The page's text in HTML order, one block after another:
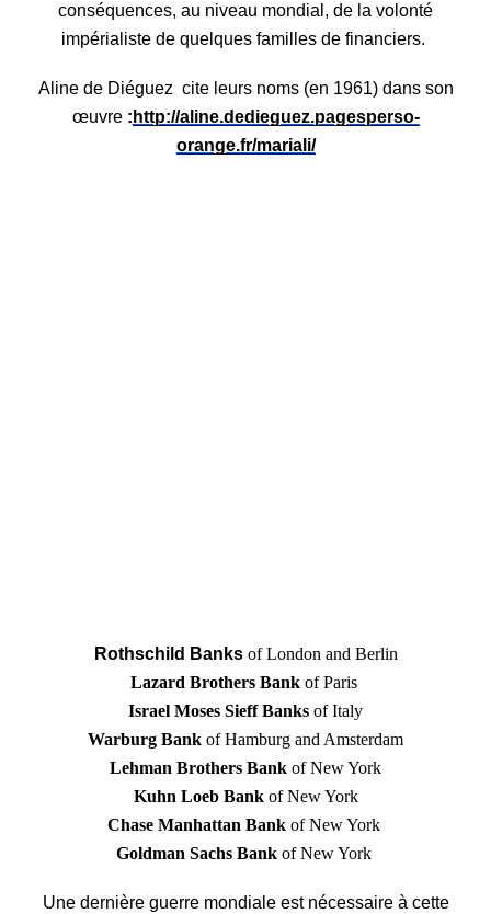
conséquences, au niveau mondial, de la volonté
impérialiste de quelques familles de financiers.
Aline de Diéguez cite leurs noms (en 1961) dans son
œuvre : http://aline.dedieguez.pagesperso-
orange.fr/mariali/
Rothschild Banks of London and Berlin
Lazard Brothers Bankof Paris
Israel Moses Sieff Banks of Italy
Warburg Bank of Hamburg and Amsterdam
Lehman Brothers Bank of New York
Kuhn Loeb Bankof New York
Chase Manhattan Bank of New York
Goldman Sachs Bankof New York
Une dernière guerre mondiale est nécessaire à cette